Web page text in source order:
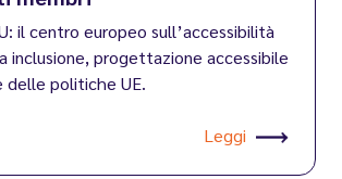
il centro europeo sull’accessibilità
inclusione, progettazione accessibile
delle politiche UE.
Leggi